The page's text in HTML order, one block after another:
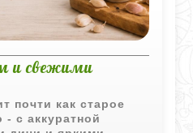
и свежими
почти как старое
с аккуратной